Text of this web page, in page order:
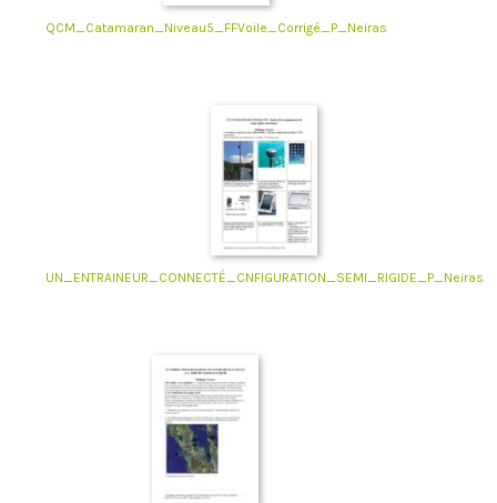
QCM_Catamaran_Niveau5_FFVoile_Corrigé_P_Neiras
UN_ENTRAINEUR_CONNECTÉ_CNFIGURATION_SEMI_RIGIDE_P_Neiras